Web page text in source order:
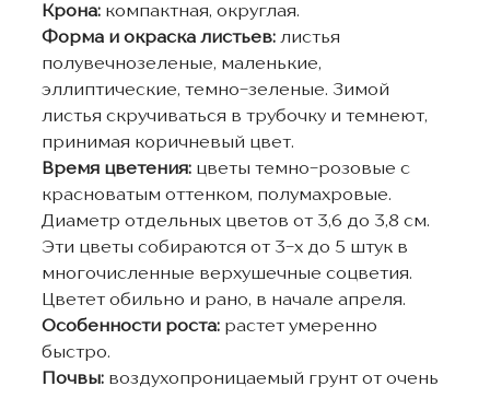
Крона:компактная, округлая.
Форма и окраска листьев:листья
полувечнозеленые, маленькие,
эллиптические, темно-зеленые. Зимой
листья скручиваться в трубочку и темнеют,
принимая коричневый цвет.
Время цветения:цветы темно-розовые с
красноватым оттенком, полумахровые.
Диаметр отдельных цветов от 3,6 до 3,8 см.
Эти цветы собираются от 3-х до 5 штук в
многочисленные верхушечные соцветия.
Цветет обильно и рано, в начале апреля.
Особенности роста:растет умеренно
быстро.
Почвы:воздухопроницаемый грунт от очень